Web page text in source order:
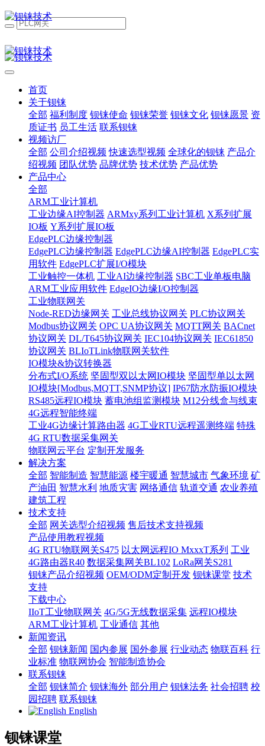
首页
关于钡铼
全部 福利制度 钡铼使命 钡铼荣誉 钡铼文化 钡铼愿景 资
质证书 员工生活 联系钡铼
视频访厂
全部 公司介绍视频 快速选型视频 全球化的钡铼 产品介
绍视频 团队优势 品牌优势 技术优势 产品优势
产品中心
全部
ARM工业计算机
工业边缘AI控制器 ARMxy系列工业计算机 X系列扩展
IO板 Y系列扩展IO板
EdgePLC边缘控制器
EdgePLC边缘控制器 EdgePLC边缘AI控制器 EdgePLC实
用软件 EdgePLC扩展I/O模块
工业触控一体机 工业AI边缘控制器 SBC工业单板电脑
ARM工业应用软件 EdgeIO边缘I/O控制器
工业物联网关
Node-RED边缘网关 工业总线协议网关 PLC协议网关
Modbus协议网关 OPC UA协议网关 MQTT网关 BACnet
协议网关 DL/T645协议网关 IEC104协议网关 IEC61850
协议网关 BLIoTLink物联网关软件
IO模块&协议转换器
分布式I/O系统 坚固型双以太网IO模块 坚固型单以太网
IO模块[Modbus,MQTT,SNMP协议] IP67防水防振IO模块
RS485远程IO模块 蓄电池组监测模块 M12分线盒与线束
4G远程智能终端
工业4G边缘计算路由器 4G工业RTU远程遥测终端 特殊
4G RTU数据采集网关
物联网云平台 定制开发服务
解决方案
全部 智能制造 智慧能源 楼宇暖通 智慧城市 气象环境 矿
产油田 智慧水利 地质灾害 网络通信 轨道交通 农业养殖
建筑工程
技术支持
全部 网关选型介绍视频 售后技术支持视频
产品使用教程视频
4G RTU物联网关S475 以太网远程IO MxxxT系列 工业
4G路由器R40 数据采集网关BL102 LoRa网关S281
钡铼产品介绍视频 OEM/ODM定制开发 钡铼课堂 技术
支持
下载中心
IIoT工业物联网关 4G/5G无线数据采集 远程IO模块
ARM工业计算机 工业通信 其他
新闻资讯
全部 钡铼新闻 国内参展 国外参展 行业动态 物联百科 行
业标准 物联网协会 智能制造协会
联系钡铼
全部 钡铼简介 钡铼海外 部分用户 钡铼法务 社会招聘 校
园招聘 联系钡铼
English
钡铼课堂